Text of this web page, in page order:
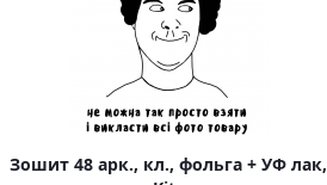
Зошит 48 арк., кл., фольга + УФ лак,